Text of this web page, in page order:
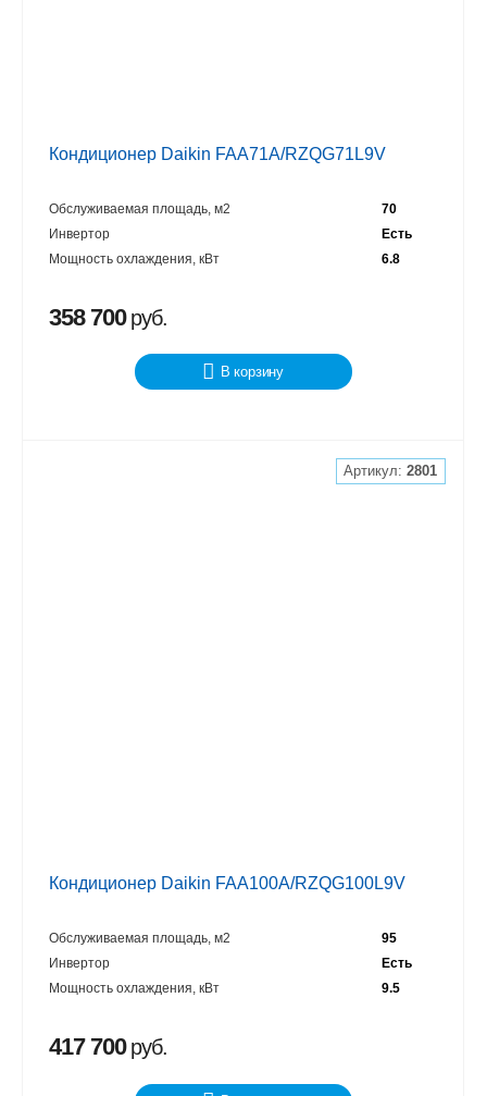
Кондиционер Daikin FAA71A/RZQG71L9V
Обслуживаемая площадь, м2
70
Инвертор
Есть
Мощность охлаждения, кВт
6.8
358 700руб.
В корзину
Артикул:2801
Кондиционер Daikin FAA100A/RZQG100L9V
Обслуживаемая площадь, м2
95
Инвертор
Есть
Мощность охлаждения, кВт
9.5
417 700руб.